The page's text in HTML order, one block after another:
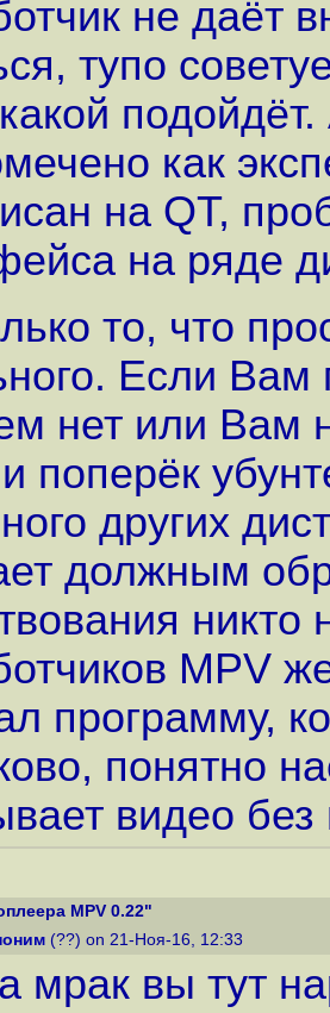
не даёт
тупо
как
на QT,
на ряде
то, что
Если Вам
нет или Вам
поперёк
других
должным
никто
MPV
программу,
понятно
видео
MPV 0.22"
(??) on 21-Ноя-16, 12:33
мрак вы тут